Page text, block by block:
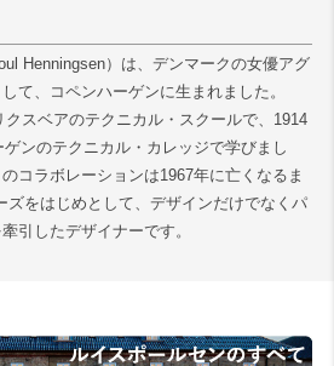
Henningsen）は、デンマークの女優アグ
て、コペンハーゲンに生まれました。
クスベアのテクニカル・スクールで、1914
ンのテクニカル・カレッジで学びまし
コラボレーションは1967年に亡くなるま
ズをはじめとして、デザインだけでなくパ
引したデザイナーです。